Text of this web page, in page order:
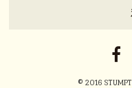
© 2016